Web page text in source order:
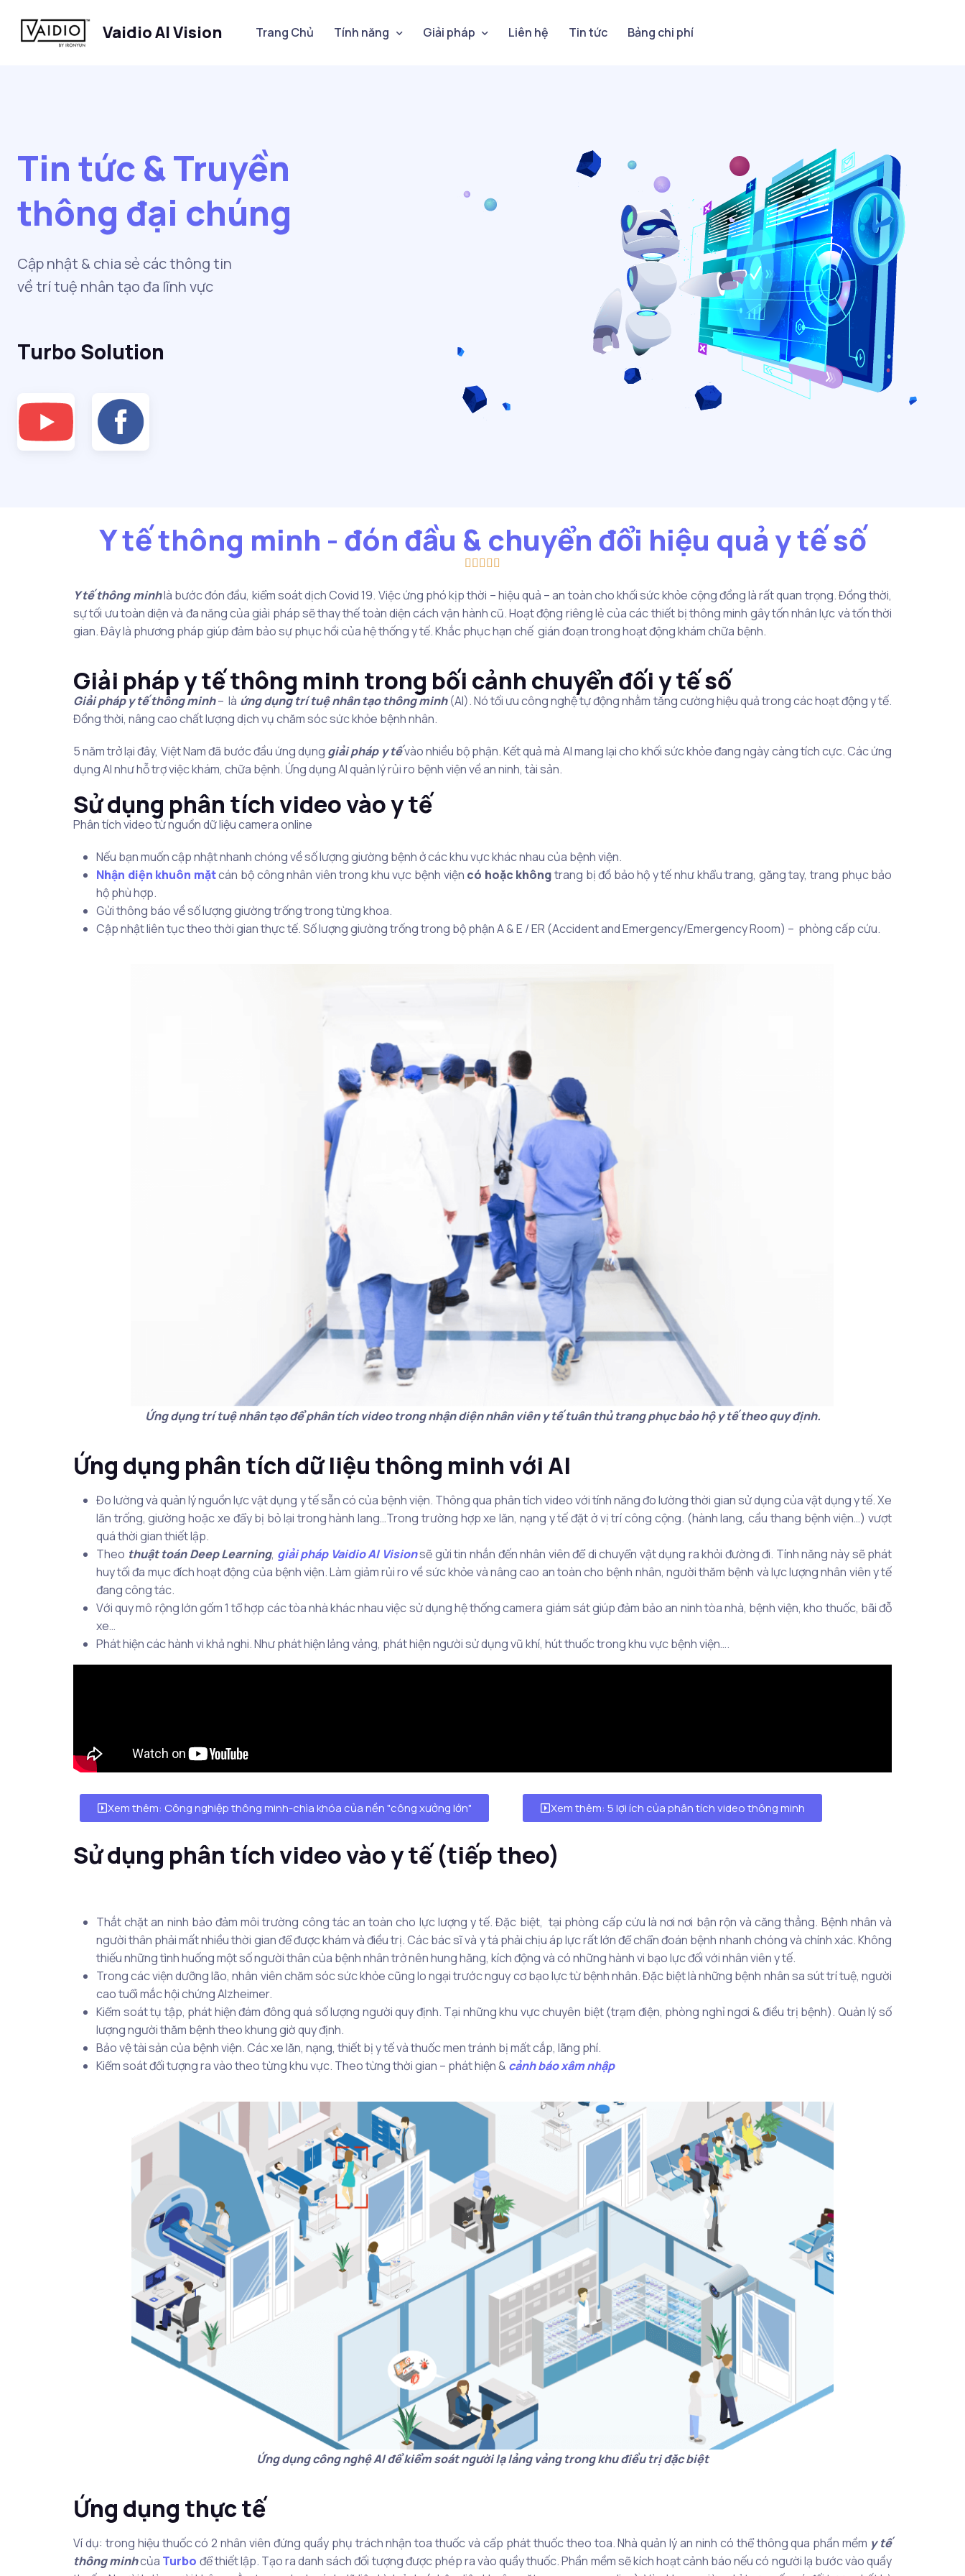
Vaidio AI Vision Trang Chủ Tính năng Giải pháp Liên hệ Tin tức Bảng chi phí
Tin tức & Truyền
thông đại chúng
Cập nhật & chia sẻ các thông tin
về trí tuệ nhân tạo đa lĩnh vực
Turbo Solution
Y tế thông minh - đón đầu & chuyển đổi hiệu quả y tế số
    
Y tế thông minhlà bước đón đầu, kiểm soát dịch Covid 19. Việc ứng phó kịp thời – hiệu quả – an toàn cho khối sức khỏe cộng đồng là rất quan trọng. Đồng thời,
sự tối ưu toàn diện và đa năng của giải pháp sẽ thay thế toàn diện cách vận hành cũ. Hoạt động riêng lẻ của các thiết bị thông minh gây tốn nhân lực và tốn thời
gian. Đây là phương pháp giúp đảm bảo sự phục hồi của hệ thống y tế. Khắc phục hạn chế gián đoạn trong hoạt động khám chữa bệnh.
Giải pháp y tế thông minh trong bối cảnh chuyển đối y tế số
Giải pháp y tế thông minh– là ứng dụng trí tuệ nhân tạo thông minh(AI). Nó tối ưu công nghệ tự động nhằm tăng cường hiệu quả trong các hoạt động y tế.
Đồng thời, nâng cao chất lượng dịch vụ chăm sóc sức khỏe bệnh nhân.
5 năm trở lại đây, Việt Nam đã bước đầu ứng dụng giải pháp y tếvào nhiều bộ phận. Kết quả mà AI mang lại cho khối sức khỏe đang ngày càng tích cực. Các ứng
dụng AI như hỗ trợ việc khám, chữa bệnh. Ứng dụng AI quản lý rủi ro bệnh viện về an ninh, tài sản.
Sử dụng phân tích video vào y tế
Phân tích video từ nguồn dữ liệu camera online
Nếu bạn muốn cập nhật nhanh chóng về số lượng giường bệnh ở các khu vực khác nhau của bệnh viện.
Nhận diện khuôn mặtcán bộ công nhân viên trong khu vực bệnh viện có hoặc khôngtrang bị đồ bảo hộ y tế như khẩu trang, găng tay, trang phục bảo
hộ phù hợp.
Gửi thông báo về số lượng giường trống trong từng khoa.
Cập nhật liên tục theo thời gian thực tế. Số lượng giường trống trong bộ phận A & E / ER (Accident and Emergency/Emergency Room) – phòng cấp cứu.
Ứng dụng trí tuệ nhân tạo để phân tích video trong nhận diện nhân viên y tế tuân thủ trang phục bảo hộ y tế theo quy định.
Ứng dụng phân tích dữ liệu thông minh với AI
Đo lường và quản lý nguồn lực vật dụng y tế sẵn có của bệnh viện. Thông qua phân tích video với tính năng đo lường thời gian sử dụng của vật dụng y tế. Xe
lăn trống, giường hoặc xe đẩy bị bỏ lại trong hành lang…Trong trường hợp xe lăn, nạng y tế đặt ở vị trí công cộng. (hành lang, cầu thang bệnh viện…) vượt
quá thời gian thiết lập.
Theo thuật toán Deep Learning, giải pháp Vaidio AI Visionsẽ gửi tin nhắn đến nhân viên để di chuyển vật dụng ra khỏi đường đi. Tính năng này sẽ phát
huy tối đa mục đích hoạt động của bệnh viện. Làm giảm rủi ro về sức khỏe và nâng cao an toàn cho bệnh nhân, người thăm bệnh và lực lượng nhân viên y tế
đang công tác.
Với quy mô rộng lớn gốm 1 tổ hợp các tòa nhà khác nhau việc sử dụng hệ thống camera giám sát giúp đảm bảo an ninh tòa nhà, bệnh viện, kho thuốc, bãi đỗ
xe…
Phát hiện các hành vi khả nghi. Như phát hiện lảng vảng, phát hiện người sử dụng vũ khí, hút thuốc trong khu vực bệnh viện….
Xem thêm: Công nghiệp thông minh-chìa khóa của nền "công xưởng lớn" Xem thêm: 5 lợi ích của phân tích video thông minh
Sử dụng phân tích video vào y tế (tiếp theo)
Thắt chặt an ninh bảo đảm môi trường công tác an toàn cho lực lượng y tế. Đặc biệt, tại phòng cấp cứu là nơi nơi bận rộn và căng thẳng. Bệnh nhân và
người thân phải mất nhiều thời gian để được khám và điều trị. Các bác sĩ và y tá phải chịu áp lực rất lớn để chẩn đoán bệnh nhanh chóng và chính xác. Không
thiếu những tình huống một số người thân của bệnh nhân trở nên hung hăng, kích động và có những hành vi bạo lực đối với nhân viên y tế.
Trong các viện dưỡng lão, nhân viên chăm sóc sức khỏe cũng lo ngại trước nguy cơ bạo lực từ bệnh nhân. Đặc biệt là những bệnh nhân sa sút trí tuệ, người
cao tuổi mắc hội chứng Alzheimer.
Kiểm soát tụ tập, phát hiện đám đông quá số lượng người quy định. Tại những khu vực chuyên biệt (trạm điện, phòng nghỉ ngơi & điều trị bệnh). Quản lý số
lượng người thăm bệnh theo khung giờ quy định.
Bảo vệ tài sản của bệnh viện. Các xe lăn, nạng, thiết bị y tế và thuốc men tránh bị mất cắp, lãng phí.
Kiểm soát đối tượng ra vào theo từng khu vực. Theo từng thời gian – phát hiện & cảnh báo xâm nhập
Ứng dụng công nghệ AI để kiểm soát người lạ lảng vảng trong khu điều trị đặc biệt
Ứng dụng thực tế
Ví dụ: trong hiệu thuốc có 2 nhân viên đứng quầy phụ trách nhận toa thuốc và cấp phát thuốc theo toa. Nhà quản lý an ninh có thể thông qua phần mềm y tế
thông minhcủa Turbo để thiết lập. Tạo ra danh sách đối tượng được phép ra vào quầy thuốc. Phần mềm sẽ kích hoạt cảnh báo nếu có người lạ bước vào quầy